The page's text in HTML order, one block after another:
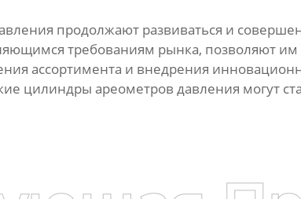
продолжают развиваться и
требованиям рынка, позволяют
ассортимента и внедрения
цилиндры ареометров давления могут